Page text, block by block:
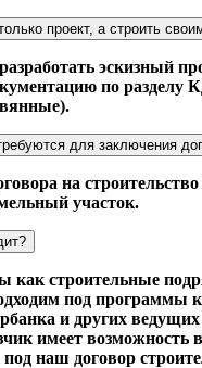
проект, а строить
эскизный
по разделу
для заключения
на
участок.
как строительные
под программы
и других
имеет возможность
наш договор